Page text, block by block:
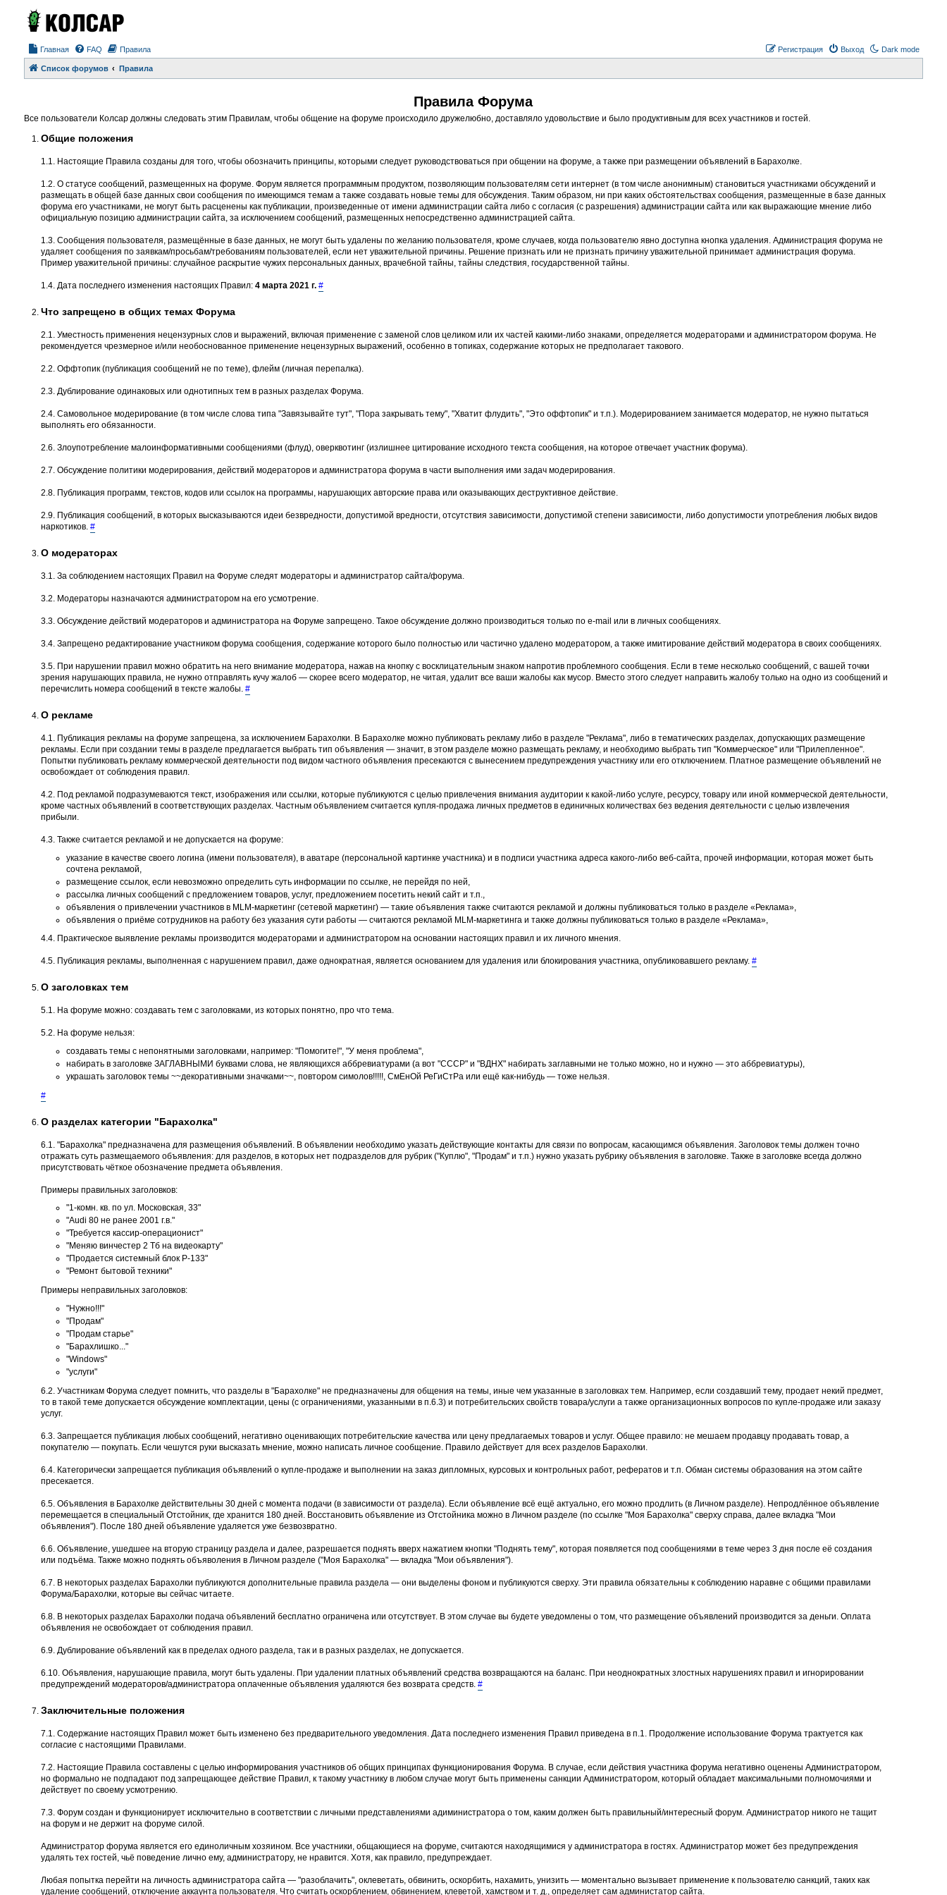
Главная Dark mode
FAQ Правила Выход
Регистрация
Список форумов Правила
Правила Форума
Все пользователи Колсар должны следовать этим Правилам, чтобы общение на форуме происходило дружелюбно, доставляло удовольствие и было продуктивным для всех участников и гостей.
Общие положения
1.1. Настоящие Правила созданы для того, чтобы обозначить принципы, которыми следует руководствоваться при общении на форуме, а также при размещении объявлений в Барахолке.
1.2. О статусе сообщений, размещенных на форуме. Форум является программным продуктом, позволяющим пользователям сети интернет (в том числе анонимным) становиться участниками обсуждений и
размещать в общей базе данных свои сообщения по имеющимся темам а также создавать новые темы для обсуждения. Таким образом, ни при каких обстоятельствах сообщения, размещенные в базе данных
форума его участниками, не могут быть расценены как публикации, произведенные от имени администрации сайта либо с согласия (с разрешения) администрации сайта или как выражающие мнение либо
официальную позицию администрации сайта, за исключением сообщений, размещенных непосредственно администрацией сайта.
1.3. Сообщения пользователя, размещённые в базе данных, не могут быть удалены по желанию пользователя, кроме случаев, когда пользователю явно доступна кнопка удаления. Администрация форума не
удаляет сообщения по заявкам/просьбам/требованиям пользователей, если нет уважительной причины. Решение признать или не признать причину уважительной принимает администрация форума.
Пример уважительной причины: случайное раскрытие чужих персональных данных, врачебной тайны, тайны следствия, государственной тайны.
1.4. Дата последнего изменения настоящих Правил: 4 марта 2021 г. #
Что запрещено в общих темах Форума
2.1. Уместность применения нецензурных слов и выражений, включая применение с заменой слов целиком или их частей какими-либо знаками, определяется модераторами и администратором форума. Не
рекомендуется чрезмерное и/или необоснованное применение нецензурных выражений, особенно в топиках, содержание которых не предполагает такового.
2.2. Оффтопик (публикация сообщений не по теме), флейм (личная перепалка).
2.3. Дублирование одинаковых или однотипных тем в разных разделах Форума.
2.4. Самовольное модеpиpование (в том числе слова типа "Завязывайте тут", "Пора закрывать тему", "Хватит флудить", "Это оффтопик" и т.п.). Модерированием занимается модератор, не нужно пытаться
выполнять его обязанности.
2.6. Злоупотребление малоинформативными сообщениями (флуд), оверквотинг (излишнее цитирование исходного текста сообщения, на которое отвечает участник форума).
2.7. Обсуждение политики модерирования, действий модеpатоpов и администратора форума в части выполнения ими задач модерирования.
2.8. Публикация программ, текстов, кодов или ссылок на программы, нарушающих авторские права или оказывающих деструктивное действие.
2.9. Публикация сообщений, в которых высказываются идеи безвредности, допустимой вредности, отсутствия зависимости, допустимой степени зависимости, либо допустимости употребления любых видов
наркотиков. #
О модераторах
3.1. За соблюдением настоящих Правил на Форуме следят модераторы и администратор сайта/форума.
3.2. Модераторы назначаются администратором на его усмотрение.
3.3. Обсуждение действий модераторов и администратора на Форуме запрещено. Такое обсуждение должно производиться только по e-mail или в личных сообщениях.
3.4. Запрещено редактирование участником форума сообщения, содержание которого было полностью или частично удалено модератором, а также имитирование действий модератора в своих сообщениях.
3.5. При нарушении правил можно обратить на него внимание модератора, нажав на кнопку с восклицательным знаком напротив проблемного сообщения. Если в теме несколько сообщений, с вашей точки
зрения нарушающих правила, не нужно отправлять кучу жалоб — скорее всего модератор, не читая, удалит все ваши жалобы как мусор. Вместо этого следует направить жалобу только на одно из сообщений и
перечислить номера сообщений в тексте жалобы. #
О рекламе
4.1. Публикация рекламы на форуме запрещена, за исключением Барахолки. В Барахолке можно публиковать рекламу либо в разделе "Реклама", либо в тематических разделах, допускающих размещение
рекламы. Если при создании темы в разделе предлагается выбрать тип объявления — значит, в этом разделе можно размещать рекламу, и необходимо выбрать тип "Коммерческое" или "Прилепленное".
Попытки публиковать рекламу коммерческой деятельности под видом частного объявления пресекаются с вынесением предупреждения участнику или его отключением. Платное размещение объявлений не
освобождает от соблюдения правил.
4.2. Под рекламой подразумеваются текст, изображения или ссылки, которые публикуются с целью привлечения внимания аудитории к какой-либо услуге, ресурсу, товару или иной коммерческой деятельности,
кроме частных объявлений в соответствующих разделах. Частным объявлением считается купля-продажа личных предметов в единичных количествах без ведения деятельности с целью извлечения
прибыли.
4.3. Также считается рекламой и не допускается на форуме:
указание в качестве своего логина (имени пользователя), в аватаре (персональной картинке участника) и в подписи участника адреса какого-либо веб-сайта, прочей информации, которая может быть
сочтена рекламой,
размещение ссылок, если невозможно определить суть информации по ссылке, не перейдя по ней,
рассылка личных сообщений с предложением товаров, услуг, предложением посетить некий сайт и т.п.,
объявления о привлечении участников в MLM-маркетинг (сетевой маркетинг) — такие объявления также считаются рекламой и должны публиковаться только в разделе «Реклама»,
объявления о приёме сотрудников на работу без указания сути работы — считаются рекламой MLM-маркетинга и также должны публиковаться только в разделе «Реклама»,
4.4. Практическое выявление рекламы производится модераторами и администратором на основании настоящих правил и их личного мнения.
4.5. Публикация рекламы, выполненная с нарушением правил, даже однократная, является основанием для удаления или блокирования участника, опубликовавшего рекламу. #
О заголовках тем
5.1. На форуме можно: создавать тем с заголовками, из которых понятно, про что тема.
5.2. На форуме нельзя:
создавать темы с непонятными заголовками, например: "Помогите!", "У меня проблема",
набирать в заголовке ЗАГЛАВНЫМИ буквами слова, не являющихся аббревиатурами (а вот "СССР" и "ВДНХ" набирать заглавными не только можно, но и нужно — это аббревиатуры),
украшать заголовок темы ~~декоративными значками~~, повтором симолов!!!!!, СмЕнОй РеГиСтРа или ещё как-нибудь — тоже нельзя.
#
О разделах категории "Барахолка"
6.1. "Барахолка" предназначена для размещения объявлений. В объявлении необходимо указать действующие контакты для связи по вопросам, касающимся объявления. Заголовок темы должен точно
отражать суть размещаемого объявления: для разделов, в которых нет подразделов для рубрик ("Куплю", "Продам" и т.п.) нужно указать рубрику объявления в заголовке. Также в заголовке всегда должно
присутствовать чёткое обозначение предмета объявления.
Примеры правильных заголовков:
"1-комн. кв. по ул. Московская, 33"
"Audi 80 не ранее 2001 г.в."
"Требуется кассир-операционист"
"Меняю винчестер 2 Тб на видеокарту"
"Продается системный блок P-133"
"Ремонт бытовой техники"
Примеры неправильных заголовков:
"Нужно!!!"
"Продам"
"Продам старье"
"Барахлишко..."
"Windows"
"услуги"
6.2. Участникам Форума следует помнить, что разделы в "Барахолке" не предназначены для общения на темы, иные чем указанные в заголовках тем. Например, если создавший тему, продает некий предмет,
то в такой теме допускается обсуждение комплектации, цены (с ограничениями, указанными в п.6.3) и потребительских свойств товара/услуги а также организационных вопросов по купле-продаже или заказу
услуг.
6.3. Запрещается публикация любых сообщений, негативно оценивающих потребительские качества или цену предлагаемых товаров и услуг. Общее правило: не мешаем продавцу продавать товар, а
покупателю — покупать. Если чешутся руки высказать мнение, можно написать личное сообщение. Правило действует для всех разделов Барахолки.
6.4. Категорически запрещается публикация объявлений о купле-продаже и выполнении на заказ дипломных, курсовых и контрольных работ, рефератов и т.п. Обман системы образования на этом сайте
пресекается.
6.5. Объявления в Барахолке действительны 30 дней с момента подачи (в зависимости от раздела). Если объявление всё ещё актуально, его можно продлить (в Личном разделе). Непродлённое объявление
перемещается в специальный Отстойник, где хранится 180 дней. Восстановить объявление из Отстойника можно в Личном разделе (по ссылке "Моя Барахолка" сверху справа, далее вкладка "Мои
объявления"). После 180 дней объявление удаляется уже безвозвратно.
6.6. Объявление, ушедшее на вторую страницу раздела и далее, разрешается поднять вверх нажатием кнопки "Поднять тему", которая появляется под сообщениями в теме через 3 дня после её создания
или подъёма. Также можно поднять объяволения в Личном разделе ("Моя Барахолка" — вкладка "Мои объявления").
6.7. В некоторых разделах Барахолки публикуются дополнительные правила раздела — они выделены фоном и публикуются сверху. Эти правила обязательны к соблюдению наравне с общими правилами
Форума/Барахолки, которые вы сейчас читаете.
6.8. В некоторых разделах Барахолки подача объявлений бесплатно ограничена или отсутствует. В этом случае вы будете уведомлены о том, что размещение объявлений производится за деньги. Оплата
объявления не освобождает от соблюдения правил.
6.9. Дублирование объявлений как в пределах одного раздела, так и в разных разделах, не допускается.
6.10. Объявления, нарушающие правила, могут быть удалены. При удалении платных объявлений средства возвращаются на баланс. При неоднократных злостных нарушениях правил и игнорировании
предупреждений модераторов/администратора оплаченные объявления удаляются без возврата средств. #
Заключительные положения
7.1. Содержание настоящих Правил может быть изменено без предварительного уведомления. Дата последнего изменения Правил приведена в п.1. Продолжение использование Форума трактуется как
согласие с настоящими Правилами.
7.2. Настоящие Правила составлены с целью информирования участников об общих принципах функционирования Форума. В случае, если действия участника форума негативно оценены Администратором,
но формально не подпадают под запрещающее действие Правил, к такому участнику в любом случае могут быть применены санкции Администратором, который обладает максимальными полномочиями и
действует по своему усмотрению.
7.3. Форум создан и функционирует исключительно в соответствии с личными представлениями адиминистратора о том, каким должен быть правильный/интересный форум. Администратор никого не тащит
на форум и не держит на форуме силой.
Администратор форума является его единоличным хозяином. Все участники, общающиеся на форуме, считаются находящимися у администратора в гостях. Администратор может без предупреждения
удалять тех гостей, чьё поведение лично ему, администратору, не нравится. Хотя, как правило, предупреждает.
Любая попытка перейти на личность администратора сайта — "разоблачить", оклеветать, обвинить, оскорбить, нахамить, унизить — моментально вызывает применение к пользователю санкций, таких как
удаление сообщений, отключение аккаунта пользователя. Что считать оскорблением, обвинением, клеветой, хамством и т. д., определяет сам администатор сайта.